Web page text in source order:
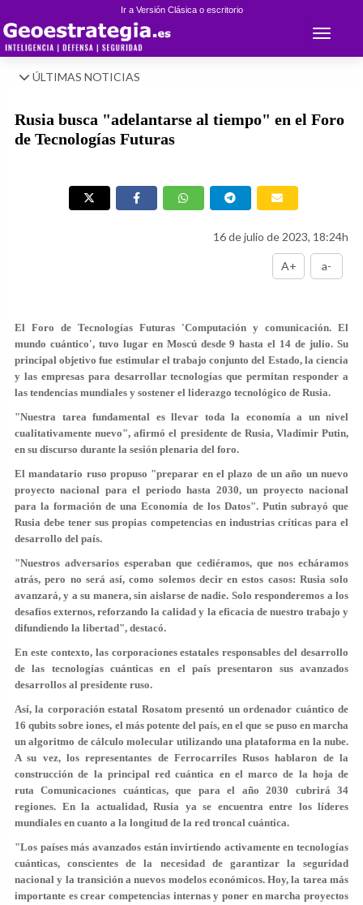
Ir a Versión Clásica o escritorio
Toggle
ÚLTIMAS NOTICIAS
Rusia busca "adelantarse al tiempo" en el Foro
de Tecnologías Futuras
16 de julio de 2023, 18:24h
A+ a-
El Foro de Tecnologías Futuras 'Computación y comunicación. El
mundo cuántico', tuvo lugar en Moscú desde 9 hasta el 14 de julio. Su
principal objetivo fue estimular el trabajo conjunto del Estado, la ciencia
y las empresas para desarrollar tecnologías que permitan responder a
las tendencias mundiales y sostener el liderazgo tecnológico de Rusia.
"Nuestra tarea fundamental es llevar toda la economía a un nivel
cualitativamente nuevo", afirmó el presidente de Rusia, Vladímir Putin,
en su discurso durante la sesión plenaria del foro.
El mandatario ruso propuso "preparar en el plazo de un año un nuevo
proyecto nacional para el periodo hasta 2030, un proyecto nacional
para la formación de una Economía de los Datos". Putin subrayó que
Rusia debe tener sus propias competencias en industrias críticas para el
desarrollo del país.
"Nuestros adversarios esperaban que cediéramos, que nos echáramos
atrás, pero no será así, como solemos decir en estos casos: Rusia solo
avanzará, y a su manera, sin aislarse de nadie. Solo responderemos a los
desafíos externos, reforzando la calidad y la eficacia de nuestro trabajo y
difundiendo la libertad", destacó.
En este contexto, las corporaciones estatales responsables del desarrollo
de las tecnologías cuánticas en el país presentaron sus avanzados
desarrollos al presidente ruso.
Así, la corporación estatal Rosatom presentó un ordenador cuántico de
16 qubits sobre iones, el más potente del país, en el que se puso en marcha
un algoritmo de cálculo molecular utilizando una plataforma en la nube.
A su vez, los representantes de Ferrocarriles Rusos hablaron de la
construcción de la principal red cuántica en el marco de la hoja de
ruta Comunicaciones cuánticas, que para el año 2030 cubrirá 34
regiones. En la actualidad, Rusia ya se encuentra entre los líderes
mundiales en cuanto a la longitud de la red troncal cuántica.
"Los países más avanzados están invirtiendo activamente en tecnologías
cuánticas, conscientes de la necesidad de garantizar la seguridad
nacional y la transición a nuevos modelos económicos. Hoy, la tarea más
importante es crear competencias internas y poner en marcha proyectos